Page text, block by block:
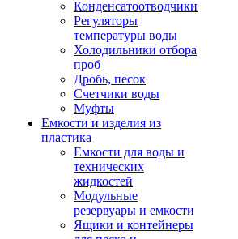
Конденсатоотводчики
Регуляторы
температуры воды
Холодильники отбора
проб
Дробь, песок
Счетчики воды
Муфты
Емкости и изделия из
пластика
Емкости для воды и
технических
жидкостей
Модульные
резервуары и емкости
Ящики и контейнеры